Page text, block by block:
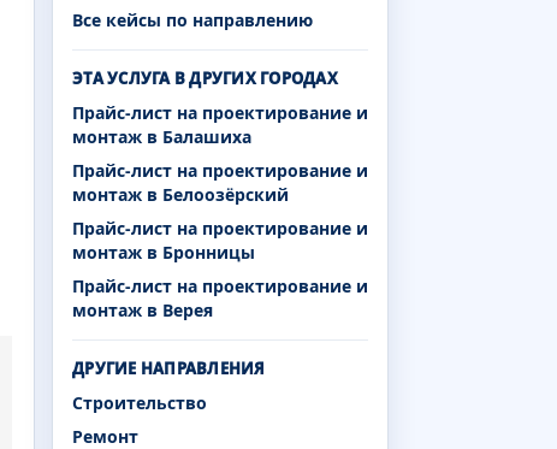
Все кейсы по направлению
ЭТА УСЛУГА В ДРУГИХ ГОРОДАХ
Прайс-лист на проектирование и
монтаж в Балашиха
Прайс-лист на проектирование и
монтаж в Белоозёрский
Прайс-лист на проектирование и
монтаж в Бронницы
Прайс-лист на проектирование и
монтаж в Верея
ДРУГИЕ НАПРАВЛЕНИЯ
Строительство
Ремонт